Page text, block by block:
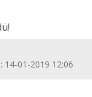
14-01-2019 12:06